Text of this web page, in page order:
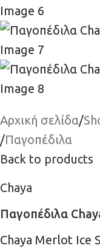
Αρχική σελίδα/
/Παγοπέδιλα
Back to products
Chaya
Παγοπέδιλα
Chaya Merlot Ice